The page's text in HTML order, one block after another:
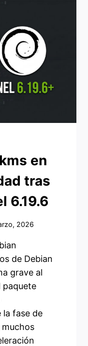
en
tras
6.19.6
2026
de Debian
grave al
paquete
fase de